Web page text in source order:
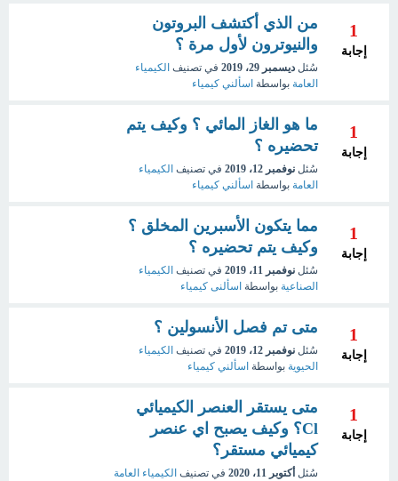
1
إجابة
من الذي أكتشف البروتون
والنيوترون لأول مرة ؟
سُئل ديسمبر 29، 2019 في تصنيف الكيمياء
العامة بواسطة اسألني كيمياء
1
إجابة
ما هو الغاز المائي ؟ وكيف يتم
تحضيره ؟
سُئل نوفمبر 12، 2019 في تصنيف الكيمياء
العامة بواسطة اسألني كيمياء
1
إجابة
مما يتكون الأسبرين المخلق ؟
وكيف يتم تحضيره ؟
سُئل نوفمبر 11، 2019 في تصنيف الكيمياء
الصناعية بواسطة اسألنى كيمياء
1
إجابة
متى تم فصل الأنسولين ؟
سُئل نوفمبر 12، 2019 في تصنيف الكيمياء
الحيوية بواسطة اسألني كيمياء
1
إجابة
متى يستقر العنصر الكيميائي
Cl؟ وكيف يصبح اي عنصر
كيميائي مستقر؟
سُئل أكتوبر 11، 2020 في تصنيف الكيمياء العامة